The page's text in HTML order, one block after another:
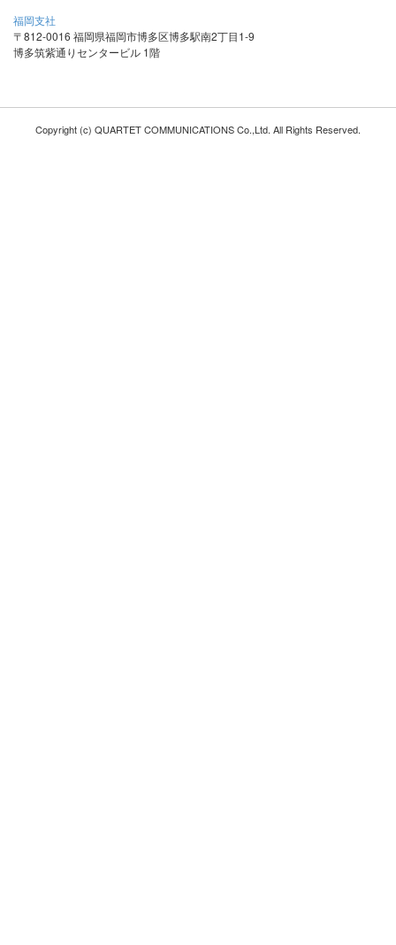
福岡支社
〒812-0016 福岡県福岡市博多区博多駅南2丁目1-9
博多筑紫通りセンタービル 1階
Copyright (c) QUARTET COMMUNICATIONS Co.,Ltd. All Rights Reserved.